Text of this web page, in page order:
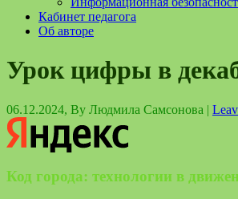
Кабинет педагога
Об авторе
Урок цифры в
06.12.2024, By Людмила Самсонова |
Код города: технологии в